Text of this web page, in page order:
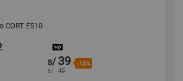
CORT E510
s/ 39 -13%
s/ 45